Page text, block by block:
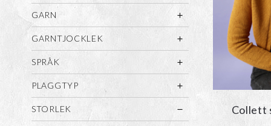
GARN
GARNTJOCKLEK
SPRÅK
PLAGGTYP
STORLEK Collett